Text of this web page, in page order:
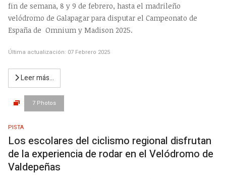
fin de semana, 8 y 9 de febrero, hasta el madrileño
velódromo de Galapagar para disputar el Campeonato de
España de Omnium y Madison 2025.
Última actualización: 07 Febrero 2025
Leer más…
7 Photos
PISTA
Los escolares del ciclismo regional disfrutan
de la experiencia de rodar en el Velódromo de
Valdepeñas